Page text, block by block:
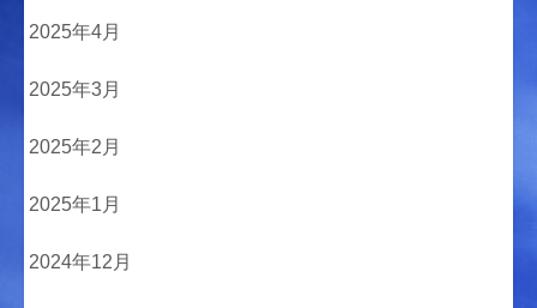
2025年4月
2025年3月
2025年2月
2025年1月
2024年12月